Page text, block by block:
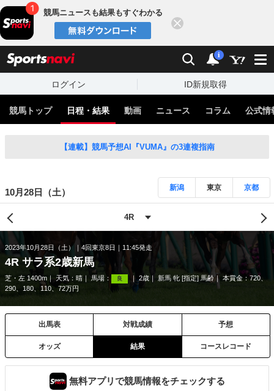
競馬ニュースも結果もすぐわかる
検索 通知
i
ログイン ID新規取得
競馬トップ 日程・結果 動画 ニュース コラム 公式情
【連載】競馬予想AI『VUMA』の3連複指南
10月28日（土） 新潟 東京 京都
2023年10月28日（土） 4回東京8日 11:45発走
4R サラ系2歳新馬
芝・左 1400m 天気： 晴 馬場： 良 2歳 新馬 牝 [指定] 馬齢
本賞金：720、
290、180、110、72万円
出馬表 対戦成績 予想
オッズ 結果 コースレコード
無料アプリで競馬情報をチェックする